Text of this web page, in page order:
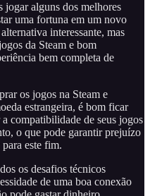
jogar alguns dos melhores
uma fortuna em um novo
interessante, mas
da Steam e bom
bem completa de
os jogos na Steam e
estrangeira, é bom ficar
compatibilidade de seus jogos
o que pode garantir prejuízo
este fim.
os desafios técnicos
de uma boa conexão